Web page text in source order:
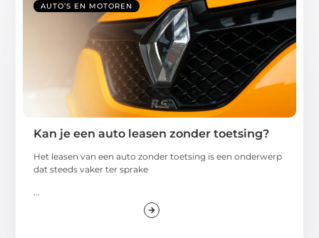
AUTO’S EN MOTOREN
Kan je een auto leasen zonder toetsing?
Het leasen van een auto zonder toetsing is een onderwerp
dat steeds vaker ter sprake
...